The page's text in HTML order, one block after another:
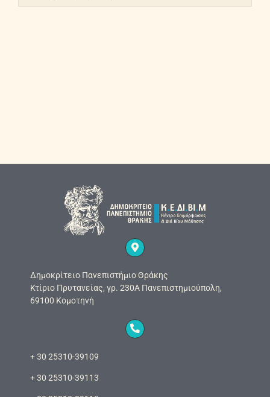
Δημοκρίτειο Πανεπιστήμιο Θράκης
Κτίριο Πρυτανείας, γρ. 230Α Πανεπιστημιούπολη,
69100 Κομοτηνή
+ 30 25310-39109
+ 30 25310-39113